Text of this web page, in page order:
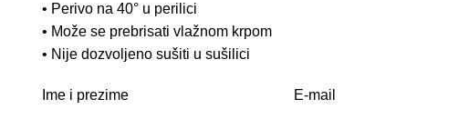
• Perivo na 40° u perilici
• Može se prebrisati vlažnom krpom
• Nije dozvoljeno sušiti u sušilici
Ime i prezime E-mail